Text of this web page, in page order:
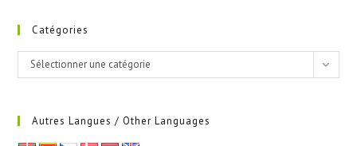
Catégories
Catégories
Sélectionner une catégorie
Autres Langues / Other Languages